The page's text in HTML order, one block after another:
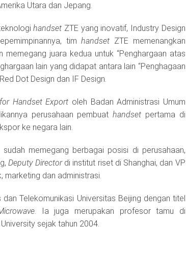
Utara dan Jepang.
handset ZTE yang inovatif, Industry Design
timhandset ZTE memenangkan
memegang juara kedua untuk “Penghargaan atas
lain yang didapat antara lain “Penghagaan
Dot Design dan IF Design.
Handset Export oleh Badan Administrasi Umum
perusahaan pembuathandset pertama di
ke negara lain.
memegang berbagai posisi di perusahaan,
Deputy Directordi institut riset di Shanghai, dan VP
marketing dan administrasi.
Telekomunikasi Universitas Beijing dengan titel
. Ia juga merupakan profesor tamu di
sejak tahun 2004.